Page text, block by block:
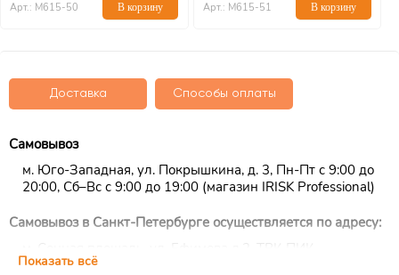
Арт.: М615-50 В корзину Арт.: М615-51 В корзину
Доставка Способы оплаты
Самовывоз
м. Юго-Западная, ул. Покрышкина, д. 3, Пн-Пт с 9:00 до
20:00, Сб–Вс с 9:00 до 19:00 (магазин IRISK Professional)
Самовывоз в Санкт-Петербурге осуществляется по адресу:
цокольный этаж, ежедневно с 10:00 до 22:00 (магазин
Показать всё